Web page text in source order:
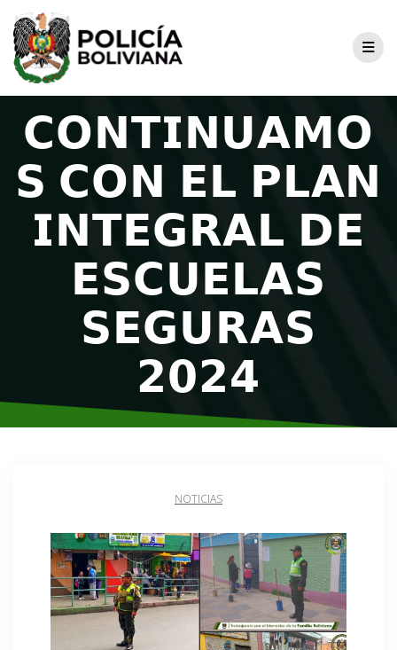
𝗖𝗢𝗡𝗧𝗜𝗡𝗨𝗔𝗠𝗢
𝗦 𝗖𝗢𝗡 𝗘𝗟 𝗣𝗟𝗔𝗡
𝗜𝗡𝗧𝗘𝗚𝗥𝗔𝗟 𝗗𝗘
𝗘𝗦𝗖𝗨𝗘𝗟𝗔𝗦
𝗦𝗘𝗚𝗨𝗥𝗔𝗦
𝟮𝟬𝟮𝟰
NOTICIAS